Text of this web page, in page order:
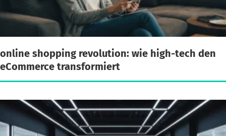
online shopping revolution: wie high-tech den
eCommerce transformiert